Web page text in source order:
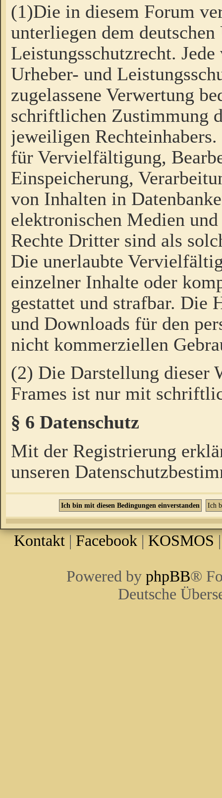
(1)Die in diesem Forum
unterliegen dem
Leistungsschutzrecht.
Urheber- und
zugelassene Verwertung
schriftlichen Zustimmung
jeweiligen
für Vervielfältigung,
Einspeicherung,
von Inhalten in
elektronischen Medien
Rechte Dritter sind als
Die unerlaubte
einzelner Inhalte oder
gestattet und strafbar. Die
und Downloads für den
nicht kommerziellen
(2) Die Darstellung dieser
Frames ist nur mit
§ 6 Datenschutz
Mit der Registrierung
unseren
Kontakt | Facebook | KOSMOS
Powered by phpBB®
Deutsche